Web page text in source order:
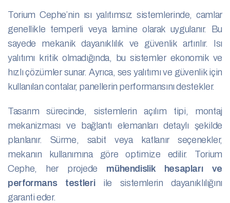
Torium Cephe’nin ısı yalıtımsız sistemlerinde, camlar
genellikle temperli veya lamine olarak uygulanır. Bu
sayede mekanik dayanıklılık ve güvenlik artırılır. Isı
yalıtımı kritik olmadığında, bu sistemler ekonomik ve
hızlı çözümler sunar. Ayrıca, ses yalıtımı ve güvenlik için
kullanılan contalar, panellerin performansını destekler.
Tasarım sürecinde, sistemlerin açılım tipi, montaj
mekanizması ve bağlantı elemanları detaylı şekilde
planlanır. Sürme, sabit veya katlanır seçenekler,
mekanın kullanımına göre optimize edilir. Torium
Cephe, her projede mühendislik hesapları ve
performans testleriile sistemlerin dayanıklılığını
garanti eder.